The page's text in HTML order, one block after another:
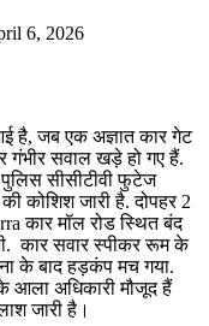
6, 2026
है, जब एक अज्ञात कार गेट
गंभीर सवाल खड़े हो गए हैं.
सीसीटीवी फुटेज
कोशिश जारी है. दोपहर 2
कार मॉल रोड स्थित बंद
कार सवार स्पीकर रूम के
के बाद हड़कंप मच गया.
आला अधिकारी मौजूद हैं
जारी है।